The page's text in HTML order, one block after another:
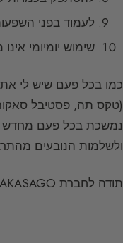
לעמוד בפני
שימוש יומיומי אינו
כמו בכל פעם שיש לי
(טקס תה, פסטיבל
נמשכת בכל פעם מחדש
ולשלמות הנובעים
תודה לחברת TAKASAGO.